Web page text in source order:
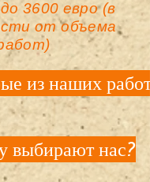
3600 евро (в
от объема
из наших работ
выбирают нас?